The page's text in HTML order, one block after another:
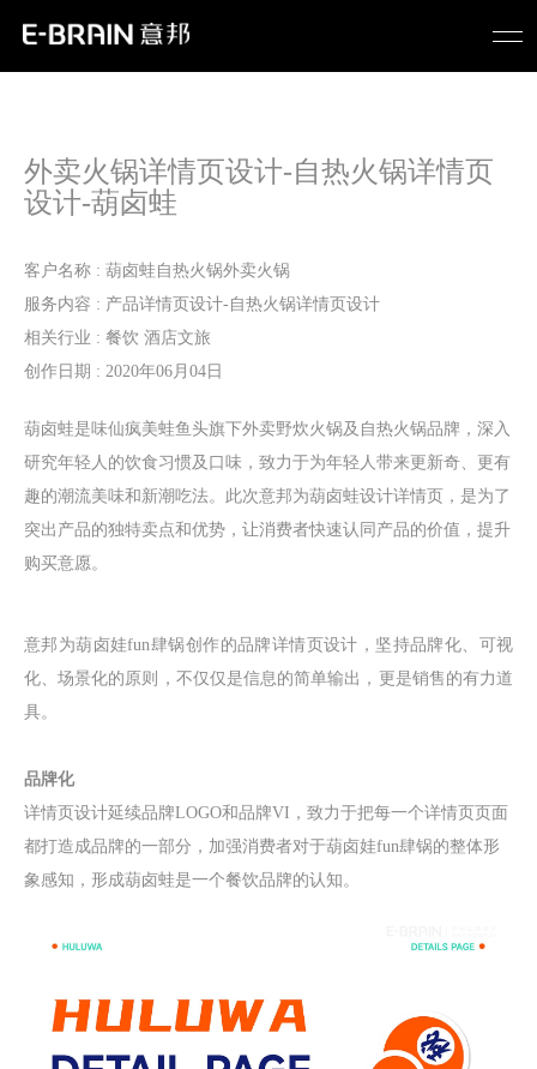
外卖火锅详情页设计-自热火锅详情页
设计-葫卤蛙
客户名称 : 葫卤蛙自热火锅外卖火锅
服务内容 : 产品详情页设计-自热火锅详情页设计
相关行业 : 餐饮 酒店文旅
创作日期 : 2020年06月04日
葫卤蛙是味仙疯美蛙鱼头旗下外卖野炊火锅及自热火锅品牌，深入
研究年轻人的饮食习惯及口味，致力于为年轻人带来更新奇、更有
趣的潮流美味和新潮吃法。此次意邦为葫卤蛙设计详情页，是为了
突出产品的独特卖点和优势，让消费者快速认同产品的价值，提升
购买意愿。
意邦为葫卤娃fun肆锅创作的品牌详情页设计 ，坚持品牌化、可视
化、场景化的原则，不仅仅是信息的简单输出，更是销售的有力道
具。
品牌化
详情页设计延续品牌LOGO和品牌VI，致力于把每一个详情页页面
都打造成品牌的一部分，加强消费者对于葫卤娃fun肆锅的整体形
象感知，形成葫卤蛙是一个餐饮品牌的认知。